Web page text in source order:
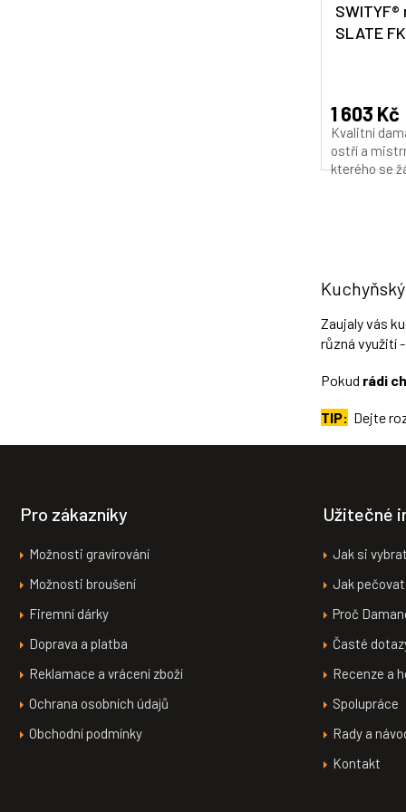
SLATE
produktu
je
5,0
z
1 603 Kč
Kvalitní
ostří a
kterého se
Zaujaly vás
různá využití -
Pokud rádi
TIP: Dejte
Pro zákazníky
Možnosti gravírování
Možnosti broušení
Firemní dárky
Doprava a platba
Reklamace a vrácení zboží
Ochrana osobních údajů
Obchodní podmínky
Užitečné
Jak si
Jak pečovat
Proč
Časté
Recenze a
Spolupráce
Rady a
Kontakt